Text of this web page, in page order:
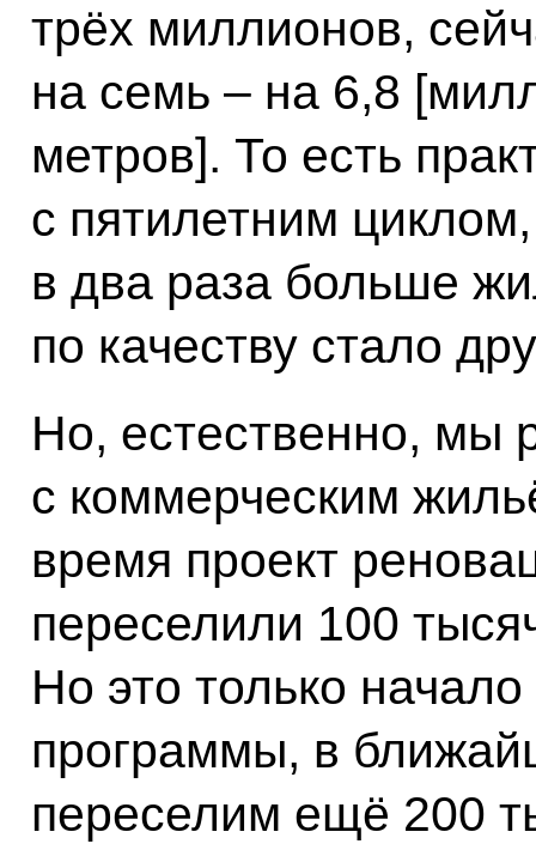
трёх миллионов,
на семь – на 6,8
метров]. То есть
с пятилетним
в два раза больше
по качеству стало
Но, естественно, мы
с коммерческим
время проект
переселили 100
Но это только
программы, в
переселим ещё 200